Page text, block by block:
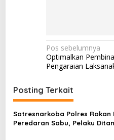
Navigasi
pos
Pos sebelumnya
Optimalkan
Pengaraian
Posting Terkait
Satresnarkoba Polres Rokan
Peredaran Sabu, Pelaku